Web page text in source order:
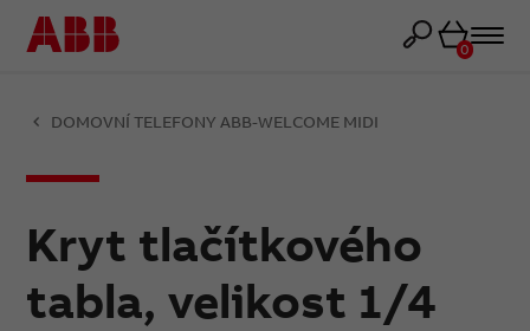
Košík
0
DOMOVNÍ TELEFONY ABB-WELCOME MIDI
Kryt tlačítkového
tabla, velikost 1/4